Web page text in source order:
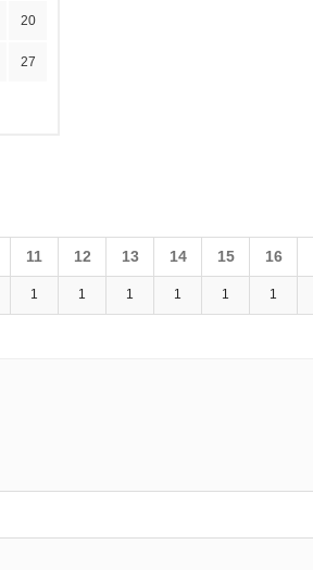
20
27
11 12 13 14 15 16
1 1 1 1 1 1